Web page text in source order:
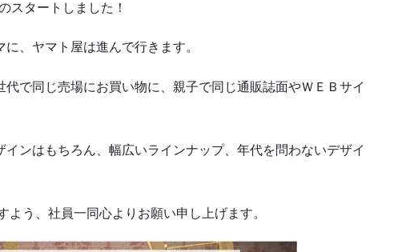
スタートしました！
、ヤマト屋は進んで行きます。
で同じ売場にお買い物に、親子で同じ通販誌面やＷＥＢサイ
ンはもちろん、幅広いラインナップ、年代を問わないデザイ
う、社員一同心よりお願い申し上げます。